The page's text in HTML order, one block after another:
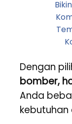
Dengan
bomber,
Anda